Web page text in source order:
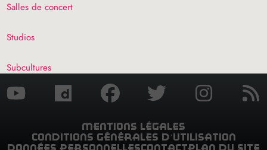
Salles de concert
Studios
Subcultures
mentions légales
conditions générales d’utilisation